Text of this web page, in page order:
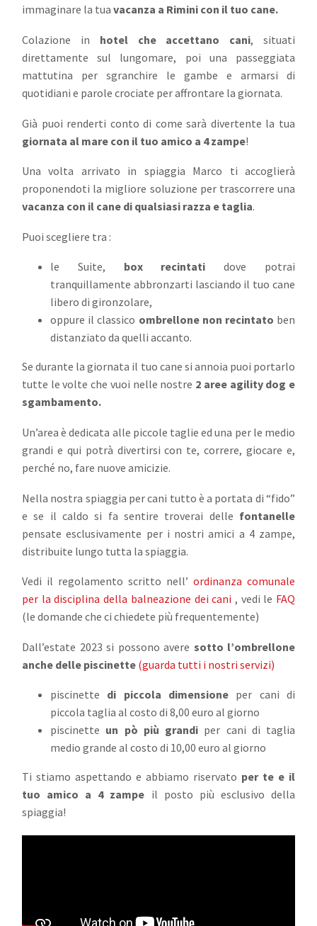
immaginare la tua vacanza a Rimini con il tuo cane.
Colazione in hotel che accettano cani, situati
direttamente sul lungomare, poi una passeggiata
mattutina per sgranchire le gambe e armarsi di
quotidiani e parole crociate per affrontare la giornata.
Già puoi renderti conto di come sarà divertente la tua
giornata al mare con il tuo amico a 4 zampe!
Una volta arrivato in spiaggia Marco ti accoglierà
proponendoti la migliore soluzione per trascorrere una
vacanza con il cane di qualsiasi razza e taglia.
Puoi scegliere tra :
le Suite, box recintati dove potrai
tranquillamente abbronzarti lasciando il tuo cane
libero di gironzolare,
oppure il classico ombrellone non recintato ben
distanziato da quelli accanto.
Se durante la giornata il tuo cane si annoia puoi portarlo
tutte le volte che vuoi nelle nostre 2 aree agility dog e
sgambamento.
Un’area è dedicata alle piccole taglie ed una per le medio
grandi e qui potrà divertirsi con te, correre, giocare e,
perché no, fare nuove amicizie.
Nella nostra spiaggia per cani tutto è a portata di “fido”
e se il caldo si fa sentire troverai delle fontanelle
pensate esclusivamente per i nostri amici a 4 zampe,
distribuite lungo tutta la spiaggia.
Vedi il regolamento scritto nell’ ordinanza comunale
per la disciplina della balneazione dei cani , vedi le FAQ
(le domande che ci chiedete più frequentemente)
Dall’estate 2023 si possono avere sotto l’ombrellone
anche delle piscinette (guarda tutti i nostri servizi)
piscinette di piccola dimensione per cani di
piccola taglia al costo di 8,00 euro al giorno
piscinette un pò più grandi per cani di taglia
medio grande al costo di 10,00 euro al giorno
Ti stiamo aspettando e abbiamo riservato per te e il
tuo amico a 4 zampe il posto più esclusivo della
spiaggia!